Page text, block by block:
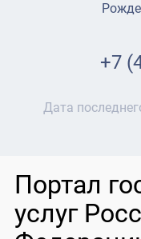
+7
Дата
Портал
услуг